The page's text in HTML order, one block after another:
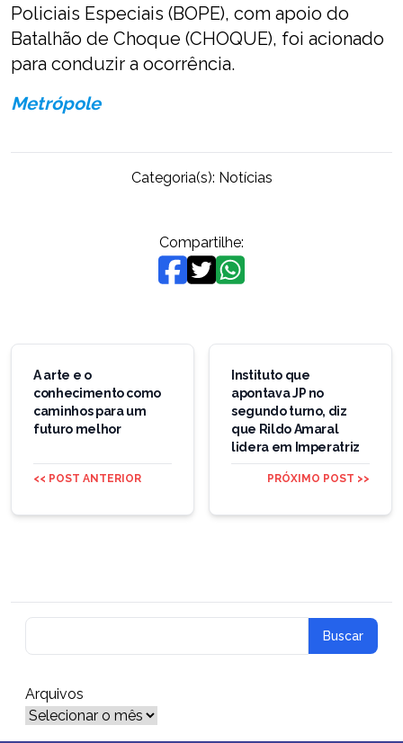
Policiais Especiais (BOPE), com apoio do
Batalhão de Choque (CHOQUE), foi acionado
para conduzir a ocorrência.
Metrópole
Categoria(s): Notícias
Compartilhe:
Navegação
Post
A arte e o
conhecimento como
caminhos para um
futuro melhor
<< POST ANTERIOR
Instituto que
apontava JP no
segundo turno, diz
que Rildo Amaral
lidera em Imperatriz
PRÓXIMO POST >>
Arquivos
Arquivos